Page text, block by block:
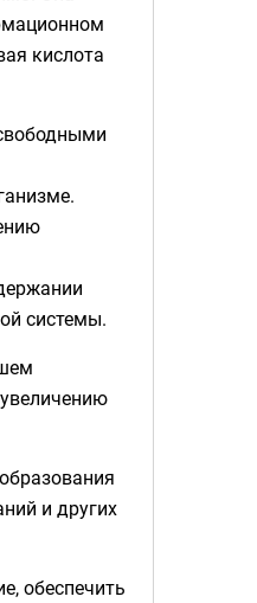
кислота
системы.
и других
обеспечить